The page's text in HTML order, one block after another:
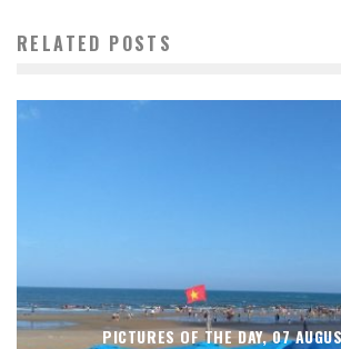
RELATED POSTS
PICTURES OF THE DAY, 07